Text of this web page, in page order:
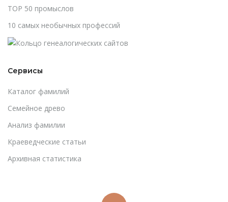
TOP 50 промыслов
10 самых необычных профессий
Сервисы
Каталог фамилий
Cемейное древо
Анализ фамилии
Краеведческие статьи
Архивная статистика